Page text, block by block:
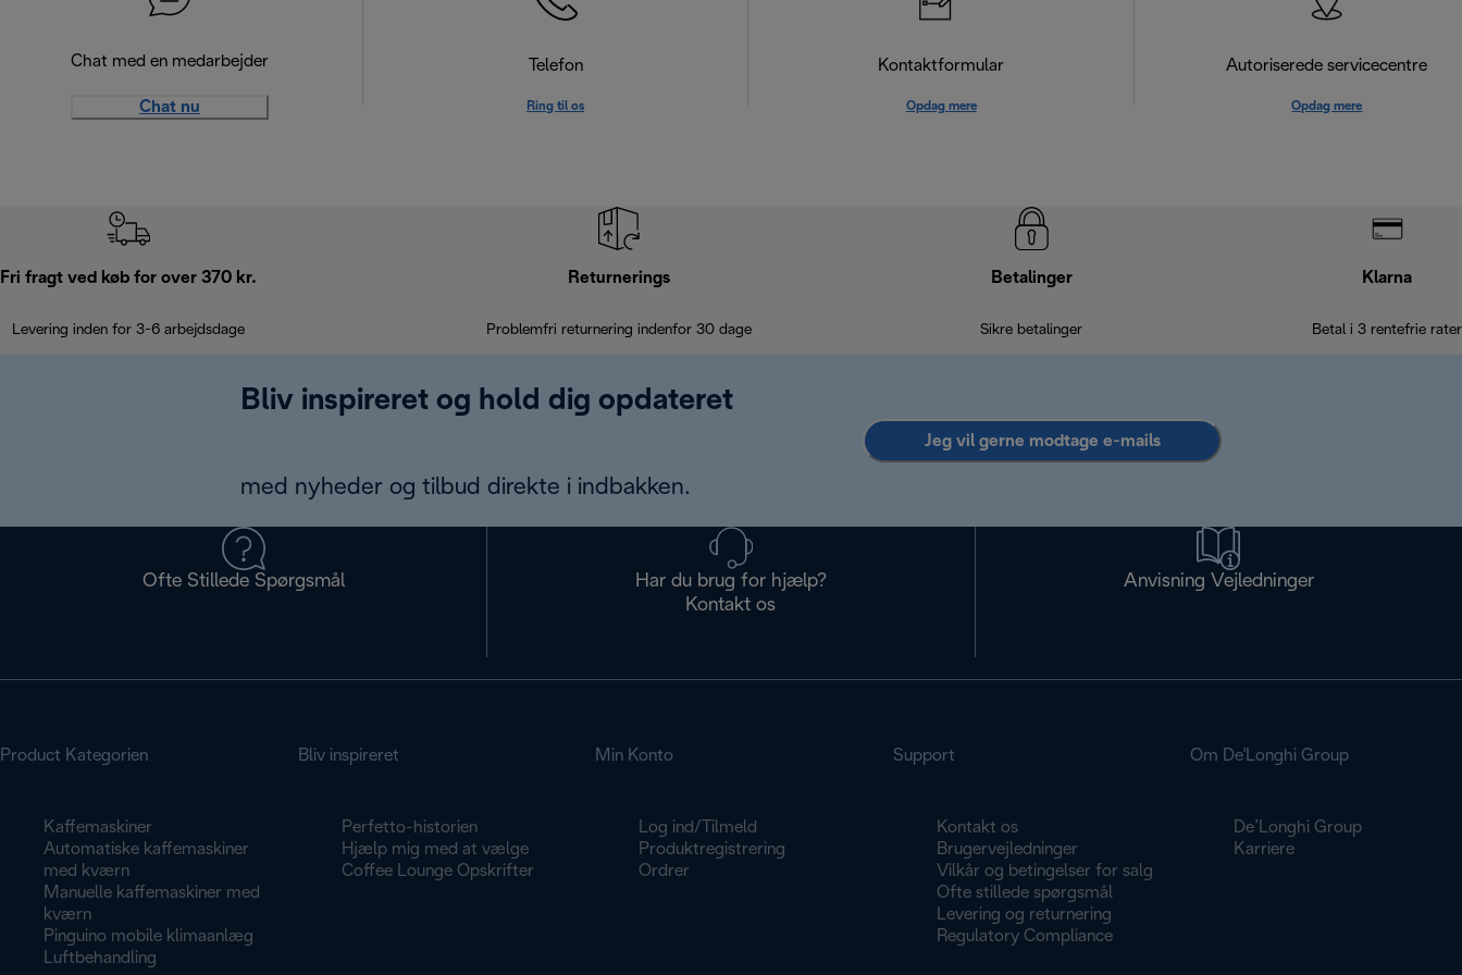
Chat med en medarbejder
Chat nu
Telefon
Ring til os
Kontaktformular
Opdag mere
Autoriserede servicecentre
Opdag mere
Fri fragt ved køb for over 370 kr.
Levering inden for 3-6 arbejdsdage
Returnerings
Problemfri returnering indenfor 30 dage
Betalinger
Sikre betalinger
Klarna
Betal i 3 rentefrie rater
Bliv inspireret og hold dig opdateret
med nyheder og tilbud direkte i indbakken.
Jeg vil gerne modtage e-mails
Ofte Stillede Spørgsmål
Har du brug for hjælp?
Kontakt os
Anvisning Vejledninger
Product Kategorien
Kaffemaskiner
Automatiske kaffemaskiner
med kværn
Manuelle kaffemaskiner med
kværn
Pinguino mobile klimaanlæg
Luftbehandling
Bliv inspireret
Perfetto-historien
Hjælp mig med at vælge
Coffee Lounge Opskrifter
Min Konto
Log ind/Tilmeld
Produktregistrering
Ordrer
Support
Kontakt os
Brugervejledninger
Vilkår og betingelser for salg
Ofte stillede spørgsmål
Levering og returnering
Regulatory Compliance
Om De'Longhi Group
De’Longhi Group
Karriere